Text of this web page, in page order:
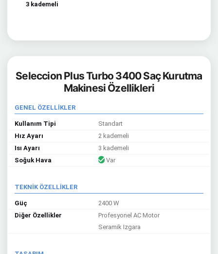
3 kademeli
Seleccion Plus Turbo 3400 Saç Kurutma
Makinesi Özellikleri
GENEL ÖZELLİKLER
Kullanım Tipi
Standart
Hız Ayarı
2 kademeli
Isı Ayarı
3 kademeli
Soğuk Hava
Var
TEKNİK ÖZELLİKLER
Güç
2400 W
Diğer Özellikler
Profesyonel AC Motor
Seramik Izgara